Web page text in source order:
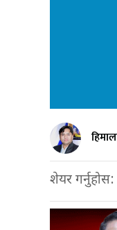
शेयर गर्नुहोस: